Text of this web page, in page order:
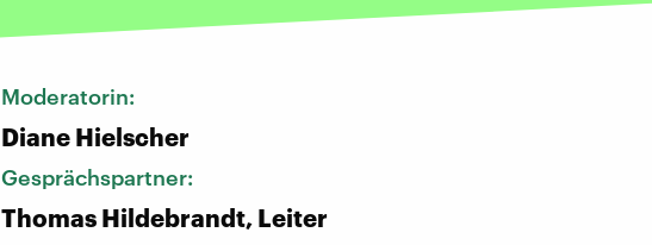
Moderatorin:
Diane Hielscher
Gesprächspartner:
Thomas Hildebrandt, Leiter